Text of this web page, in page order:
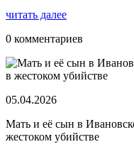
читать далее
0 комментариев
05.04.2026
Мать и её сын в
жестоком убийстве